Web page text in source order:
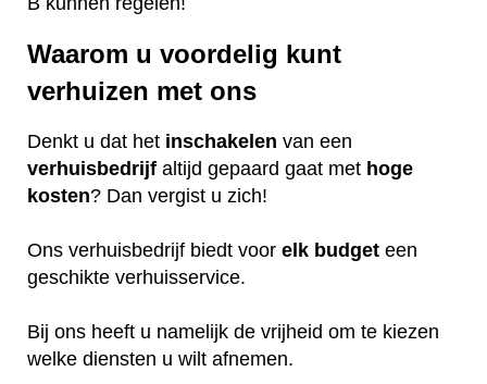
Waarom u voordelig kunt
verhuizen met ons
Denkt u dat het inschakelen van een
verhuisbedrijf altijd gepaard gaat met hoge
kosten? Dan vergist u zich!
Ons verhuisbedrijf biedt voor elk budget een
geschikte verhuisservice.
Bij ons heeft u namelijk de vrijheid om te kiezen
welke diensten u wilt afnemen.